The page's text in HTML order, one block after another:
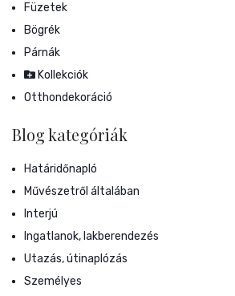
Füzetek
Bögrék
Párnák
Kollekciók
Otthondekoráció
Blog kategóriák
Határidőnapló
Művészetről általában
Interjú
Ingatlanok, lakberendezés
Utazás, útinaplózás
Személyes